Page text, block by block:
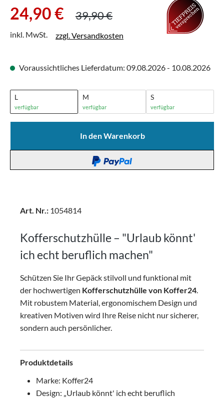
Verkaufspreis:
24,90 € Regulärer Preis:
39,90 €
inkl. MwSt. zzgl. Versandkosten
Voraussichtliches Lieferdatum: 09.08.2026 - 10.08.2026
L
verfügbar
M
verfügbar
S
verfügbar
In den Warenkorb
Art. Nr.: 1054814
Kofferschutzhülle – "Urlaub könnt'
ich echt beruflich machen"
Schützen Sie Ihr Gepäck stilvoll und funktional mit
der hochwertigen Kofferschutzhülle von Koffer24.
Mit robustem Material, ergonomischem Design und
kreativen Motiven wird Ihre Reise nicht nur sicherer,
sondern auch persönlicher.
Produktdetails
Marke: Koffer24
Design: „Urlaub könnt' ich echt beruflich